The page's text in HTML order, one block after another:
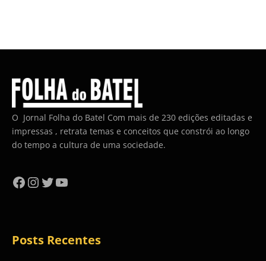
O Jornal Folha do Batel Com mais de 230 edições editadas e
impressas , retrata temas e conceitos que constrói ao longo
do tempo a cultura de uma sociedade.
Facebook
Instagram
Twitter
YouTube
Posts Recentes